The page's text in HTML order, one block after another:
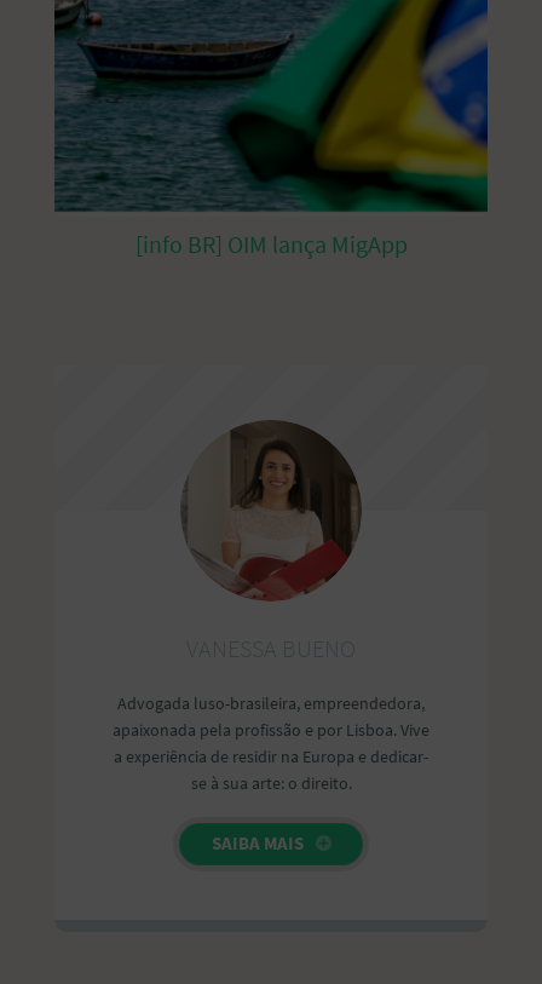
[info BR] OIM lança MigApp
Advogada luso-brasileira, empreendedora,
apaixonada pela profissão e por Lisboa. Vive
a experiência de residir na Europa e dedicar-
se à sua arte: o direito.
SAIBA MAIS